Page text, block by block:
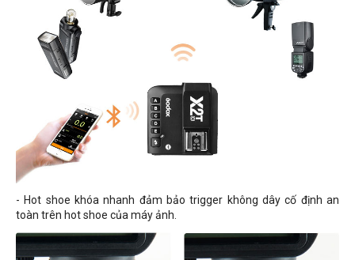
- Hot shoe khóa nhanh đảm bảo trigger không dây cố định an
toàn trên hot shoe của máy ảnh.